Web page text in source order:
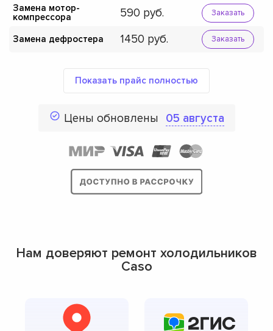
Замена мотор-
компрессора
590 Заказать
Замена дефростера 1450 Заказать
Показать прайс полностью
Цены обновлены 05 августа
Нам доверяют ремонт холодильников
Caso